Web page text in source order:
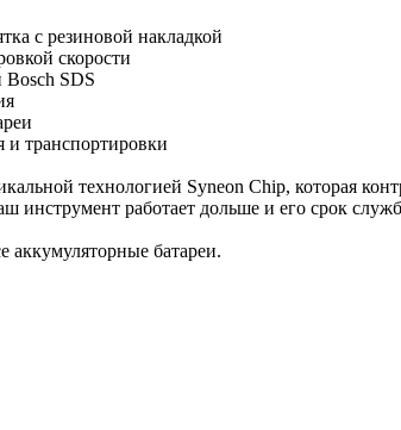
с резиновой накладкой
скорости
SDS
и транспортировки
технологией Syneon Chip, которая
инструмент работает дольше и его срок
аккумуляторные батареи.